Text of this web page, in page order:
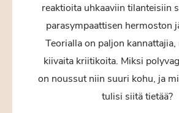
reaktioita uhkaaviin tilanteisiin
parasympaattisen hermoston
Teorialla on paljon
kiivaita kriitikoita. Miksi
on noussut niin suuri kohu, ja
tulisi siitä tietää?